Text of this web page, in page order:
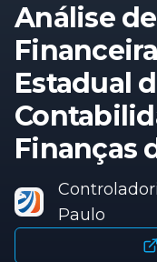
Análise
Estadual
Finanças
Paulo